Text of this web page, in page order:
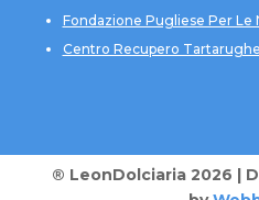
Fondazione Pugliese Per Le
Centro Recupero
® LeonDolciaria 2026 |